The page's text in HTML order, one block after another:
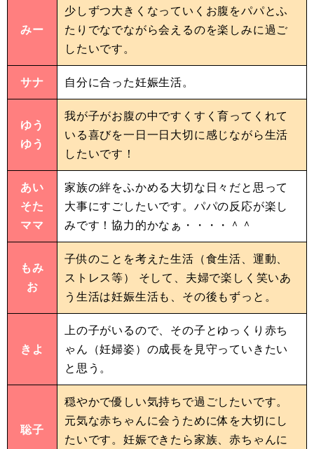
みー
少しずつ大きくなっていくお腹をパパとふ
たりでなでながら会えるのを楽しみに過ご
したいです。
サナ 自分に合った妊娠生活。
ゆう
ゆう
我が子がお腹の中ですくすく育ってくれて
いる喜びを一日一日大切に感じながら生活
したいです！
あい
そた
ママ
家族の絆をふかめる大切な日々だと思って
大事にすごしたいです。パパの反応が楽し
みです！協力的かなぁ・・・・＾＾
もみ
お
子供のことを考えた生活（食生活、運動、
ストレス等） そして、夫婦で楽しく笑いあ
う生活は妊娠生活も、その後もずっと。
きよ
上の子がいるので、その子とゆっくり赤ち
ゃん（妊婦姿）の成長を見守っていきたい
と思う。
聡子
穏やかで優しい気持ちで過ごしたいです。
元気な赤ちゃんに会うために体を大切にし
たいです。妊娠できたら家族、赤ちゃんに